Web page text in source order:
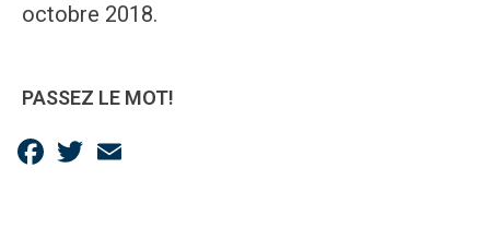
octobre 2018.
PASSEZ LE MOT!
Facebook
Twitter